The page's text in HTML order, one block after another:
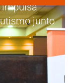
impulsa
junto